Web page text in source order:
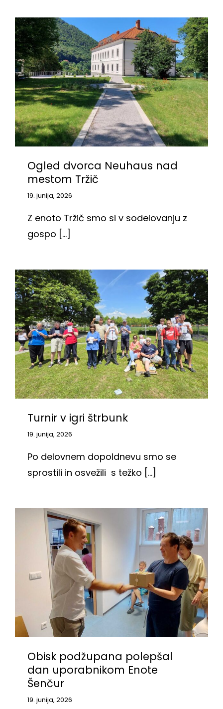
Ogled dvorca Neuhaus nad
mestom Tržič
19. junija, 2026
Z enoto Tržič smo si v sodelovanju z
gospo [...]
Turnir v igri štrbunk
19. junija, 2026
Po delovnem dopoldnevu smo se
sprostili in osvežili s težko [...]
Obisk podžupana polepšal
dan uporabnikom Enote
Šenčur
19. junija, 2026